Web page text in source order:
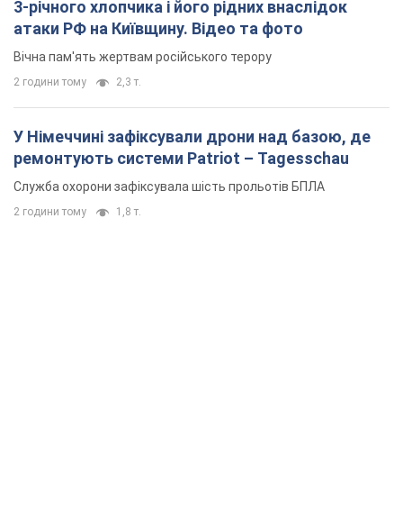
Служба охорони зафіксувала шість прольотів БПЛА
2 години тому 1,8 т.